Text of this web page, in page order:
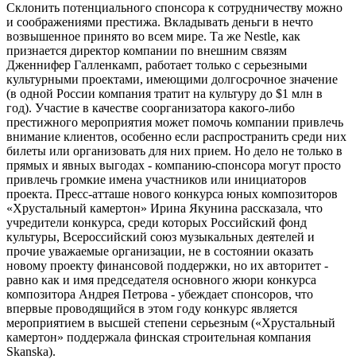
Склонить потенциального спонсора к сотрудничеству можно
и соображениями престижа. Вкладывать деньги в нечто
возвышенное принято во всем мире. Та же Nestle, как
признается директор компании по внешним связям
Дженнифер Галленкамп, работает только с серьезными
культурными проектами, имеющими долгосрочное значение
(в одной России компания тратит на культуру до $1 млн в
год). Участие в качестве соорганизатора какого-либо
престижного мероприятия может помочь компании привлечь
внимание клиентов, особенно если распространить среди них
билеты или организовать для них прием. Но дело не только в
прямых и явных выгодах - компанию-спонсора могут просто
привлечь громкие имена участников или инициаторов
проекта. Пресс-атташе нового конкурса юных композиторов
«Хрустальный камертон» Ирина Якунина рассказала, что
учредители конкурса, среди которых Российский фонд
культуры, Всероссийский союз музыкальных деятелей и
прочие уважаемые организации, не в состоянии оказать
новому проекту финансовой поддержки, но их авторитет -
равно как и имя председателя основного жюри конкурса
композитора Андрея Петрова - убеждает спонсоров, что
впервые проводящийся в этом году конкурс является
мероприятием в высшей степени серьезным («Хрустальный
камертон» поддержала финская строительная компания
Skanska).